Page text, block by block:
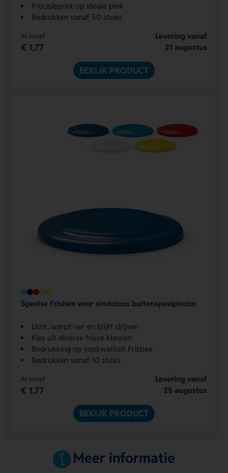
Precisieprint op ideale plek
Bedrukken vanaf 50 stuks
Al vanaf
€ 1,77
Levering vanaf
21 augustus
BEKIJK PRODUCT
Speelse Frisbee voor eindeloos buitenspeelplezier
Licht, werpt ver en blijft drijven
Kies uit diverse frisse kleuren
Bedrukking op topkwaliteit Frisbee
Bedrukken vanaf 10 stuks
Al vanaf
€ 1,77
Levering vanaf
25 augustus
BEKIJK PRODUCT
Meer informatie